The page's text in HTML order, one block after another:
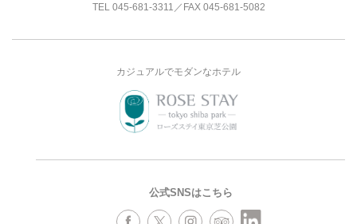
TEL 045-681-3311 ／FAX 045-681-5082
カジュアルでモダンなホテル
公式SNSはこちら